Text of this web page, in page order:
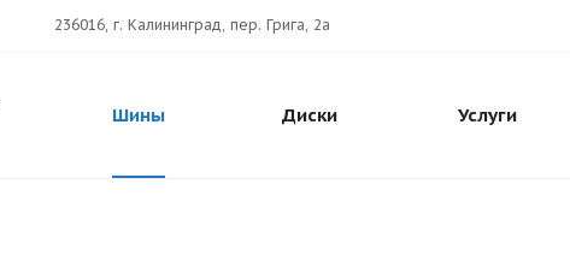
236016, г. Калининград, пер. Грига, 2а
Шины Диски Услуги